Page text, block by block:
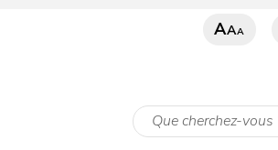
AAA